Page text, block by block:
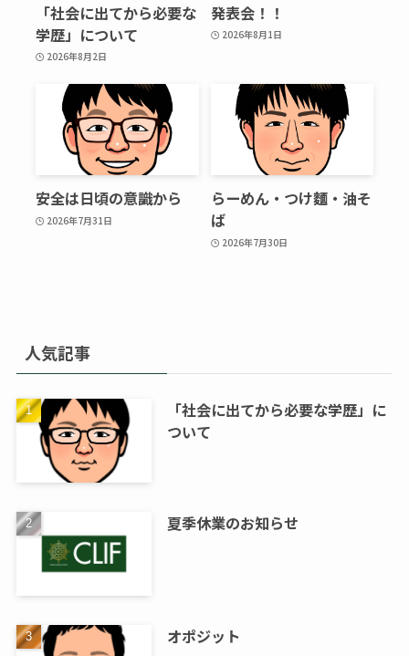
「社会に出てから必要な
学歴」について
2026年8月2日
発表会！！
2026年8月1日
安全は日頃の意識から
2026年7月31日
らーめん・つけ麵・油そ
ば
2026年7月30日
人気記事
「社会に出てから必要な学歴」に
ついて
夏季休業のお知らせ
オポジット